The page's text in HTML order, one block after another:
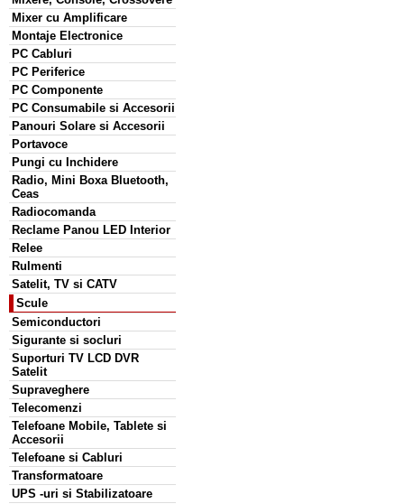
Mixer cu Amplificare
Montaje Electronice
PC Cabluri
PC Periferice
PC Componente
PC Consumabile si Accesorii
Panouri Solare si Accesorii
Portavoce
Pungi cu Inchidere
Radio, Mini Boxa Bluetooth,
Ceas
Radiocomanda
Reclame Panou LED Interior
Relee
Rulmenti
Satelit, TV si CATV
Scule
Semiconductori
Sigurante si socluri
Suporturi TV LCD DVR
Satelit
Supraveghere
Telecomenzi
Telefoane Mobile, Tablete si
Accesorii
Telefoane si Cabluri
Transformatoare
UPS -uri si Stabilizatoare